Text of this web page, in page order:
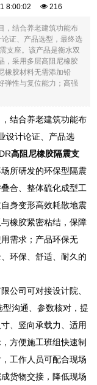
8:00:02 216
，结合养老建筑功能布
证、产品选型，最终选
支座。该产品是衡水双
，采用多层高阻尼橡胶
橡胶材料无需添加铅
弹性与复位能力；高强
结合养老建筑功能布
设计论证、产品选
高阻尼橡胶隔震支
所研发的环保型隔震
合、整体硫化成型工
身变形高效耗散地震
橡胶紧密粘结，保障
需求；产品环保无
环保、舒适、耐久的
公司可对接设计院、
沟通、参数核对，提
、竖向承载力、适用
方便施工班组快速制
工作人员可配合现场
货物交接，降低现场